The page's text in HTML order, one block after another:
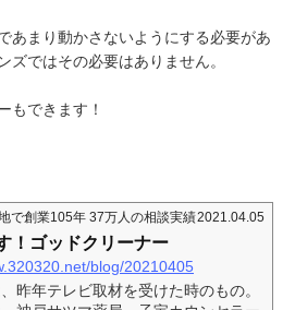
あまり動かさないようにする必要があ
ズではその必要はありません。
もできます！
で創業105年 37万人の相談実績2021.04.05
！ゴッドクリーナー
blog/20210405
昨年テレビ取材を受けた時のもの。